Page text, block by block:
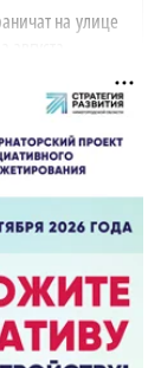
на улице
заброшенный
20 собак и
наградили
Дню строителя
провели